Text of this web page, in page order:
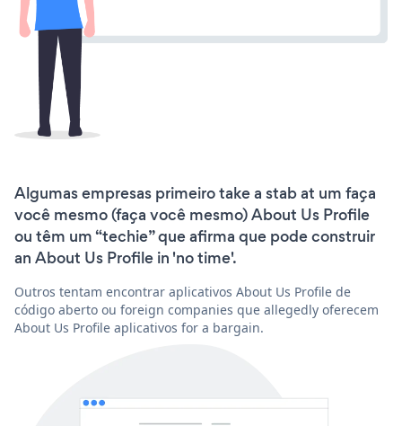
Algumas empresas primeiro take a stab at um faça
você mesmo (faça você mesmo) About Us Profile
ou têm um “techie” que afirma que pode construir
an About Us Profile in 'no time'.
Outros tentam encontrar aplicativos About Us Profile de
código aberto ou foreign companies que allegedly oferecem
About Us Profile aplicativos for a bargain.